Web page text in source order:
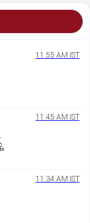
11:55 AM IST
11:45 AM IST
11:34 AM IST